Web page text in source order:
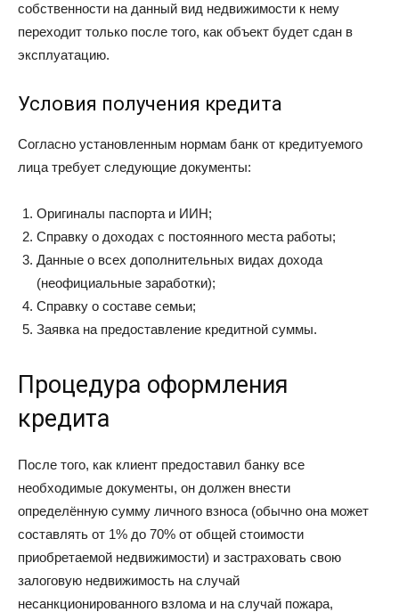
собственности на данный вид недвижимости к нему
переходит только после того, как объект будет сдан в
эксплуатацию.
Условия получения кредита
Согласно установленным нормам банк от кредитуемого
лица требует следующие документы:
Оригиналы паспорта и ИИН;
Справку о доходах с постоянного места работы;
Данные о всех дополнительных видах дохода
(неофициальные заработки);
Справку о составе семьи;
Заявка на предоставление кредитной суммы.
Процедура оформления
кредита
После того, как клиент предоставил банку все
необходимые документы, он должен внести
определённую сумму личного взноса (обычно она может
составлять от 1% до 70% от общей стоимости
приобретаемой недвижимости) и застраховать свою
залоговую недвижимость на случай
несанкционированного взлома и на случай пожара,